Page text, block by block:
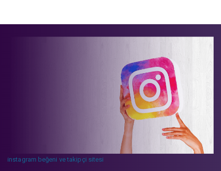
instagram beğeni ve takipçi sitesi